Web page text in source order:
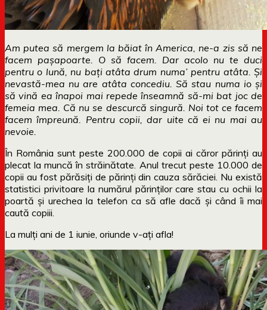
Am putea să mergem la băiat în America, ne-a zis să ne
facem pașapoarte. O să facem. Dar acolo nu te duci
pentru o lună, nu bați atâta drum numa’ pentru atâta. Și
nevastă-mea nu are atâta concediu. Să stau numa io și
să vină ea înapoi mai repede înseamnă să-mi bat joc de
femeia mea. Că nu se descurcă singură. Noi tot ce facem
facem împreună. Pentru copii, dar uite că ei nu mai au
nevoie.
În România sunt peste 200.000 de copii ai căror părinți au
plecat la muncă în străinătate. Anul trecut peste 10.000 de
copii au fost părăsiți de părinți din cauza sărăciei. Nu există
statistici privitoare la numărul părinților care stau cu ochii la
poartă și urechea la telefon ca să afle dacă și când îi mai
caută copiii.
La mulți ani de 1 iunie, oriunde v-ați afla!